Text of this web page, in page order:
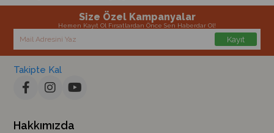
Size Özel Kampanyalar
Hemen Kayıt Ol Fırsatlardan Önce Sen Haberdar Ol!
Kayıt
Takipte Kal
Hakkımızda